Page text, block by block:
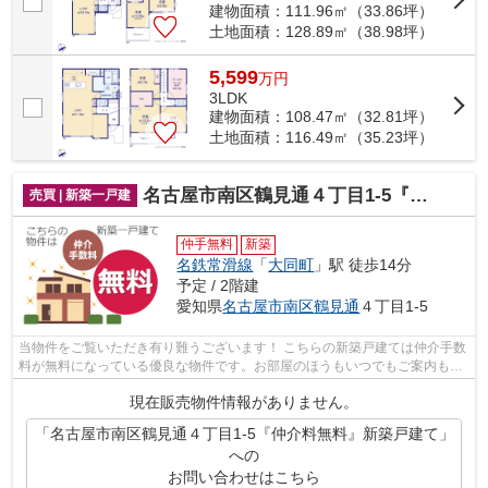
建物面積：111.96㎡（33.86坪）
土地面積：128.89㎡（38.98坪）
5,599万円
3LDK
建物面積：108.47㎡（32.81坪）
土地面積：116.49㎡（35.23坪）
売買 | 新築一戸建 名古屋市南区鶴見通４丁目1-5『仲介料無料』新築戸建て
仲手無料 新築
名鉄常滑線 「大同町 」駅 徒歩14分
予定 / 2階建
愛知県名古屋市南区鶴見通 ４丁目1-5
当物件をご覧いただき有り難うございます！ こちらの新築戸建ては仲介手数
料が無料になっている優良な物件です。お部屋のほうもいつでもご案内もさ
せて頂きますのでお気軽にお問合せ下...
現在販売物件情報がありません。
「名古屋市南区鶴見通４丁目1-5『仲介料無料』新築戸建て」
への
お問い合わせはこちら